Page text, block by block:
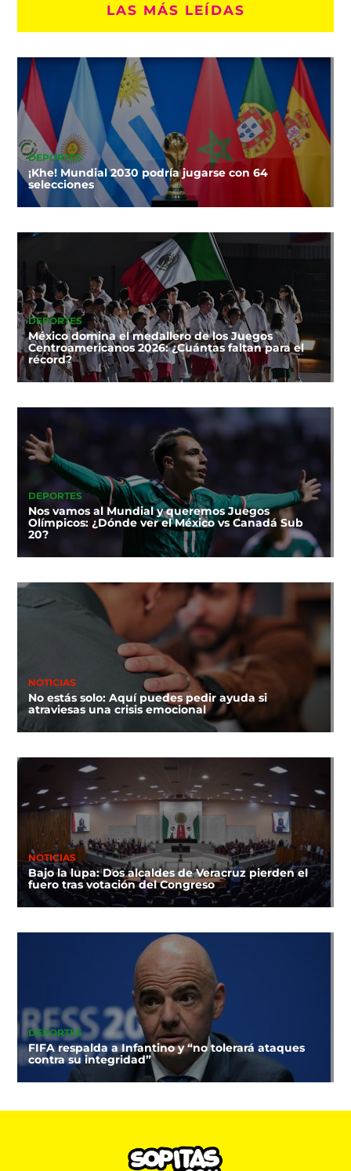
LAS MÁS LEÍDAS
DEPORTES
¡Khe! Mundial 2030 podría jugarse con 64
selecciones
DEPORTES
México domina el medallero de los Juegos
Centroamericanos 2026: ¿Cuántas faltan para el
récord?
DEPORTES
Nos vamos al Mundial y queremos Juegos
Olímpicos: ¿Dónde ver el México vs Canadá Sub
20?
NOTICIAS
No estás solo: Aquí puedes pedir ayuda si
atraviesas una crisis emocional
NOTICIAS
Bajo la lupa: Dos alcaldes de Veracruz pierden el
fuero tras votación del Congreso
DEPORTES
FIFA respalda a Infantino y “no tolerará ataques
contra su integridad”